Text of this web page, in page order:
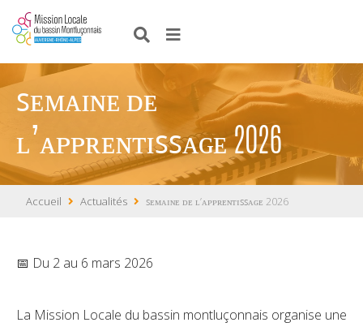
ꜱᴇᴍᴀɪɴᴇ ᴅᴇ
ʟ’ᴀᴘᴘʀᴇɴᴛɪꜱꜱᴀɢᴇ 2026
Accueil Actualités ꜱᴇᴍᴀɪɴᴇ ᴅᴇ ʟ’ᴀᴘᴘʀᴇɴᴛɪꜱꜱᴀɢᴇ 2026
📅 Du 2 au 6 mars 2026
La Mission Locale du bassin montluçonnais organise une